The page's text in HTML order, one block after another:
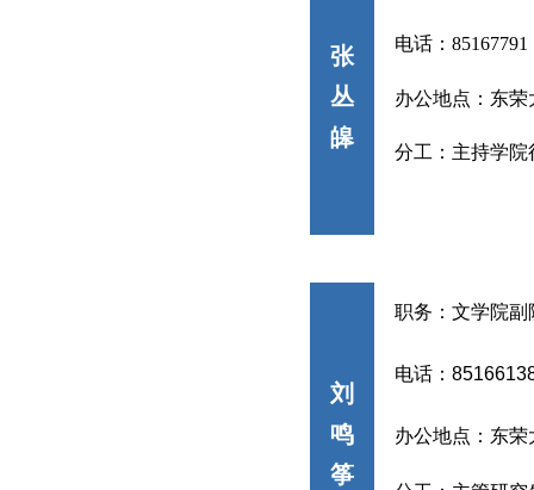
张
丛
皞
电话： 85167791
办公地点：东荣
分工： 主持学院
刘
鸣
筝
职务：文学院副
电话：
办公地点：东荣